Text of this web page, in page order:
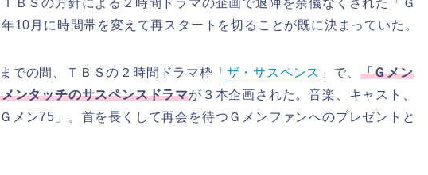
ＴＢＳの方針による２時間ドラマの企画で退陣を余儀なくされた「Ｇ
10月に時間帯を変えて再スタートを切ることが既に決まっていた。
での間、ＴＢＳの２時間ドラマ枠「 ザ・サスペンス 」で、 「Ｇメン
ンタッチのサスペンスドラマが３本企画された。音楽、キャスト、
メン75」。首を長くして再会を待つＧメンファンへのプレゼントと